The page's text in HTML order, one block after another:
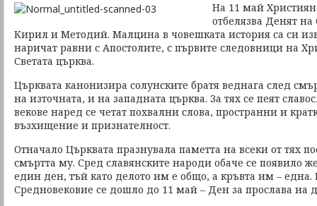
На 11 май
отбелязва Денят на
Кирил и Методий. Малцина в човешката история са си
наричат равни с Апостолите, с първите следовници на
Светата църква.
Църквата канонизира солунските братя веднага след
на източната, и на западната църква. За тях се пеят
векове наред се четат похвални слова, пространни и
възхищение и признателност.
Отначало Църквата празнувала паметта на всеки от тях
смъртта му. Сред славянските народи обаче се появило
един ден, тъй като делото им е общо, а кръвта им – една.
Средновековие се дошло до 11 май – Ден за прослава на